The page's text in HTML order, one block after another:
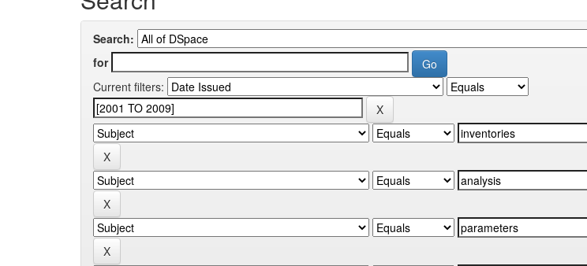
Search:
for
Current filters: